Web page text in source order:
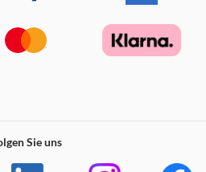
Sie uns